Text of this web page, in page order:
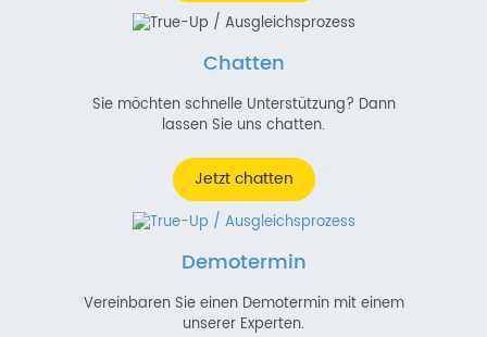
Chatten
Sie möchten schnelle Unterstützung? Dann
lassen Sie uns chatten.
Jetzt chatten
Demotermin
Vereinbaren Sie einen Demotermin mit einem
unserer Experten.